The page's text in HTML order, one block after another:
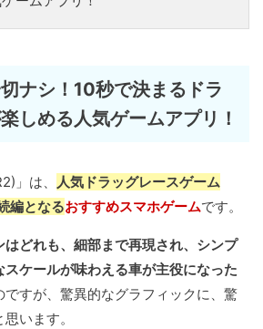
ナシ！10秒で決まるドラ
しめる人気ゲームアプリ！
」は、
人気ドラッグレースゲーム
編となるおすすめスマホゲームです。
はどれも、細部まで再現され、シンプ
ケールが味わえる車が主役になった
ですが、驚異的なグラフィックに、驚
います。